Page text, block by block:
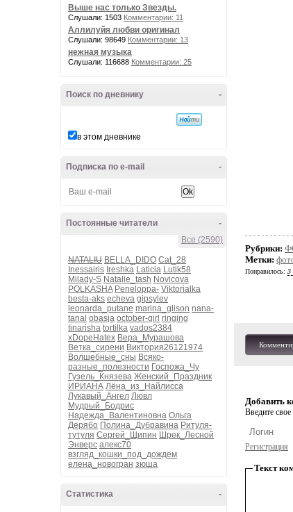
Выше нас только Звезды.
Слушали: 1503 Комментарии: 11
Аллилуйя любви оригинал
Слушали: 98649 Комментарии: 13
нежная музыка
Слушали: 116688 Комментарии: 25
-
Поиск по дневнику
в этом дневнике
-
Подписка по e-mail
-
Постоянные читатели
Все (2590)
NATALIU BELLA_DIDO Cat_28
Inessairis Ireshka Laticia Lutik58
Milady-S Natalie_tash Novicova
POLKASHA Peneloppa- Viktorialka
besta-aks echeva gipsylev
leonarda_putane marina_glison nana-
tanal obasja october-girl ringing
tinarisha tortilka vados2384
xDopeHatex Вера_Мурашова
Ветка_сирени Виктория26121974
Волшебные_сны Всяко-
разные_полезности Госпожа_Чу
Гузель_Князева Женский_Праздник
ИРИАНА Лёна_из_Найлисса
Лукавый_Ангел Лювл
Мудрый_Бодрис
Надежда_Валентиновна Ольга
Дерябо Полина_Дубравина Ритуля-
тутуля Сергей_Щипин Шрек_Лесной
Энверс алекс70
взгляд_кошки_под_дождем
елена_новогран зюша
-
Статистика
Рубрики:
Метки:
Понравилось: 3
Добавить
Введите
Регистрация
Текст